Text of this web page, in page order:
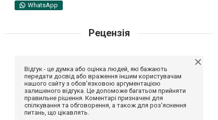
WhatsApp
Рецензія
Відгук - це думка або оцінка людей, які бажають
передати досвід або враження іншим користувачам
нашого сайту з обов'язковою аргументацією
залишеного відгука. Це допоможе багатьом прийняти
правильне рішення. Коментарі призначені для
спілкування та обговорення, а також для роз'яснення
питань, що цікавлять.